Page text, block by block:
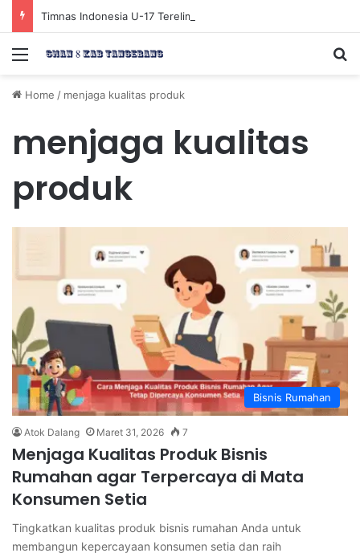
Menu
Home / menjaga kualitas produk
menjaga kualitas
produk
Bisnis Rumahan
Atok Dalang Maret 31, 2026 7
Menjaga Kualitas Produk Bisnis
Rumahan agar Terpercaya di Mata
Konsumen Setia
Tingkatkan kualitas produk bisnis rumahan Anda untuk
membangun kepercayaan konsumen setia dan raih